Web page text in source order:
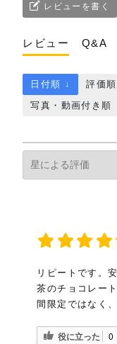
レビューを書く
レビュー Q&A
日付順 ↓ 評価順
写真・動画付き順
リピートです。
茶のチョコレー
間限定ではなく
役に立った 0